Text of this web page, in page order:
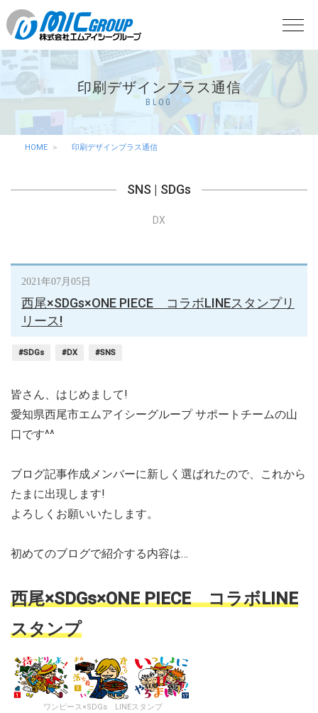
印刷デザインプラス通信
BLOG
HOME 印刷デザインプラス通信
SNS | SDGs
DX
2021年07月05日
西尾×SDGs×ONE PIECE コラボLINEスタンプリ
リース!
#SDGs #DX #SNS
皆さん、はじめまして!
愛知県西尾市エムアイシーグループ サポートチームの山
口です^^
ブログ記事作成メンバーに新しく選ばれたので、これから
たまに出現します!
よろしくお願いいたします。
初めてのブログで紹介する内容は…
西尾×SDGs×ONE PIECE コラボLINE
スタンプ
ワンピース×SDGs LINEスタンプ